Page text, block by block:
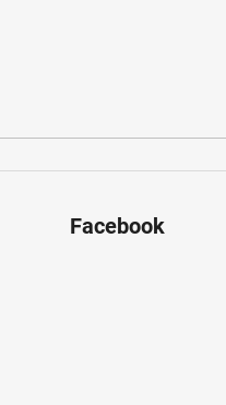
Facebook